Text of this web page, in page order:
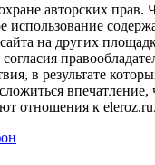
авторских прав.
использование
на других
в результате
впечатление,
отношения к eleroz.ru.